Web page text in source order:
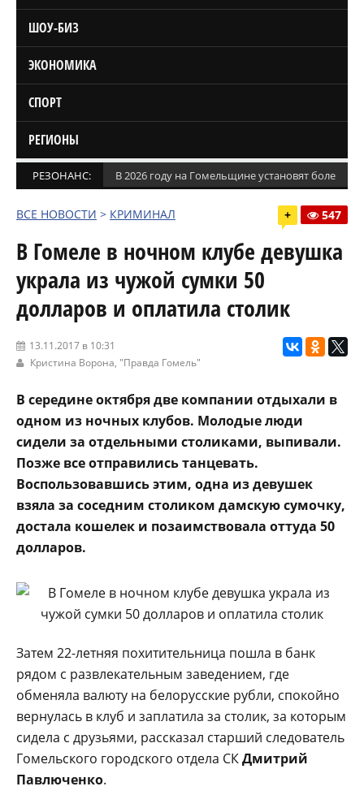
ШОУ-БИЗ
ЭКОНОМИКА
СПОРТ
РЕГИОНЫ
РЕЗОНАНС: В 2026 году на Гомельщине установят более
ВСЕ НОВОСТИ > КРИМИНАЛ + 547
В Гомеле в ночном клубе девушка
украла из чужой сумки 50
долларов и оплатила столик
13.11.2017 в 10:31
Кристина Ворона, "Правда Гомель"
В середине октября две компании отдыхали в
одном из ночных клубов. Молодые люди
сидели за отдельными столиками, выпивали.
Позже все отправились танцевать.
Воспользовавшись этим, одна из девушек
взяла за соседним столиком дамскую сумочку,
достала кошелек и позаимствовала оттуда 50
долларов.
Затем 22-летняя похитительница пошла в банк
рядом с развлекательным заведением, где
обменяла валюту на белорусские рубли, спокойно
вернулась в клуб и заплатила за столик, за которым
сидела с друзьями, рассказал старший следователь
Гомельского городского отдела СКДмитрий
Павлюченко.